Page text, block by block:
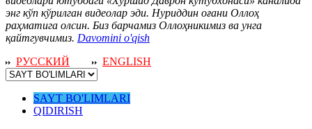
энг кўп кўрилган видеолар эди. Нуриддин оғани Оллоҳ
раҳматига олсин. Биз барчамиз Оллоҳникимиз ва унга
қайтгувчимиз. Davomini o'qish
РУССКИЙ
ENGLISH
SAYT BO'LIMLARI
QIDIRISH